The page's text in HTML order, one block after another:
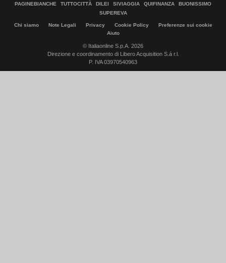
PAGINEBIANCHE
TUTTOCITTÀ DILEI SIVIAGGIA QUIFINANZA
BUONISSIMO
SUPEREVA
Chi siamo Note Legali Privacy Cookie Policy
Preferenze sui cookie
Aiuto
© Italiaonline S.p.A. 2026
Direzione e coordinamento di Libero Acquisition S.á r.l.
P. IVA 03970540963